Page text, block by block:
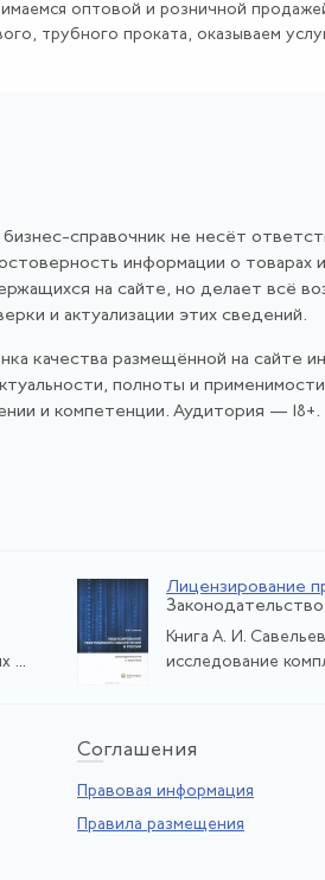
оптовой и розничной
трубного проката, оказываем
справочник не несёт
информации о товарах и
на сайте, но делает всё
и актуализации этих сведений.
качества размещённой на сайте
полноты и
и компетенции. Аудитория — 18+.
...
Лицензирование
Законодательство
Книга А. И.
исследование
Соглашения
Правовая информация
Правила размещения